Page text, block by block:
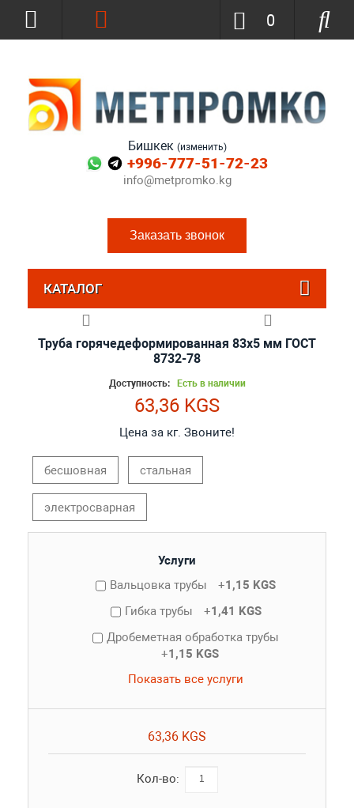
Бишкек (изменить)
+996-777-51-72-23
info@metpromko.kg
Заказать звонок
0
КАТАЛОГ
Труба горячедеформированная 83х5 мм ГОСТ
8732-78
Доступность: Есть в наличии
63,36 KGS
Цена за кг. Звоните!
бесшовная стальная
электросварная
Услуги
Вальцовка трубы
+1,15 KGS
Гибка трубы
+1,41 KGS
Дробеметная обработка трубы
+1,15 KGS
Показать все услуги
63,36 KGS
Кол-во: